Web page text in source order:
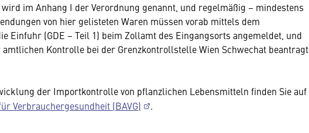
im Anhang I der Verordnung genannt, und regelmäßig – mindestens
von hier gelisteten Waren müssen vorab mittels dem
Einfuhr (GDE – Teil 1) beim Zollamt des Eingangsorts angemeldet, und
Kontrolle bei der Grenzkontrollstelle Wien Schwechat beantragt
der Importkontrolle von pflanzlichen Lebensmitteln finden Sie auf
Verbrauchergesundheit (BAVG) .